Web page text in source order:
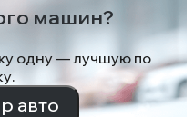
машин?
одну — лучшую по
авто